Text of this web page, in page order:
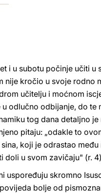
i u subotu počinje učiti u
kročio u svoje rodno
učitelju i moćnom
odlučno odbijanje, do te
tog dana detaljno
pitaju: „odakle to
koji je odrastao
doli u svom zavičaju" (r.
uspoređuju skromno
bolje od